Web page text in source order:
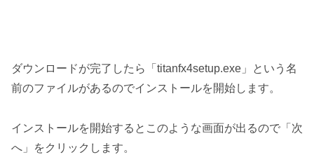
ダウンロードが完了したら「titanfx4setup.exe」という名
前のファイルがあるのでインストールを開始します。
インストールを開始するとこのような画面が出るので「次
へ」をクリックします。